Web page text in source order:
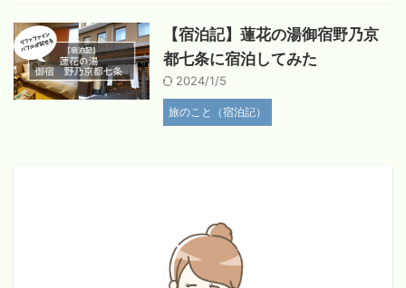
【宿泊記】蓮花の湯御宿野乃京
都七条に宿泊してみた
2024/1/5
旅のこと（宿泊記）